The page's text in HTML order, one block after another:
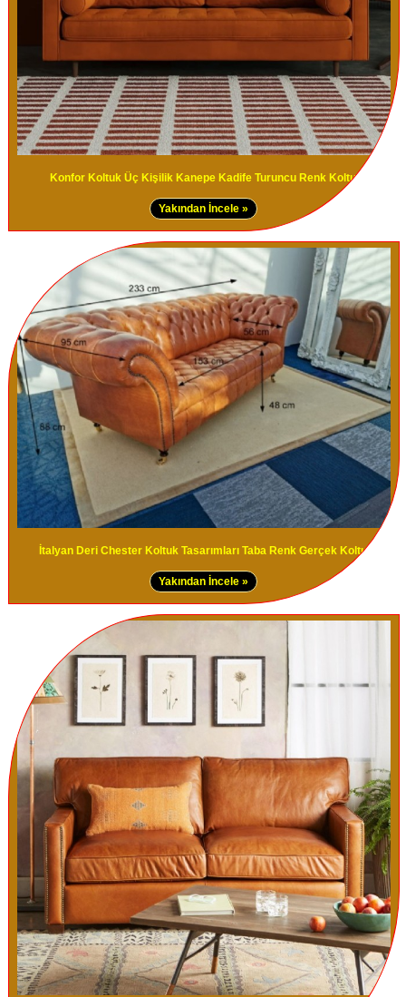
Konfor Koltuk Üç Kişilik Kanepe Kadife Turuncu Renk Koltuk
Yakından İncele »
İtalyan Deri Chester Koltuk Tasarımları Taba Renk Gerçek Koltuk
Yakından İncele »